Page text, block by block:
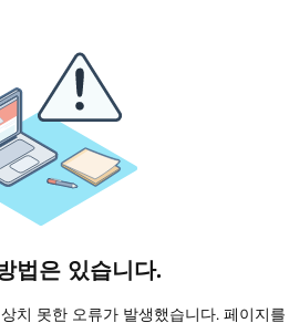
법은 있습니다.
치 못한 오류가 발생했습니다. 페이지를